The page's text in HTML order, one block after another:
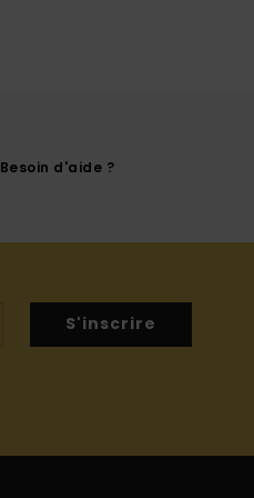
Besoin d'aide ?
S'inscrire